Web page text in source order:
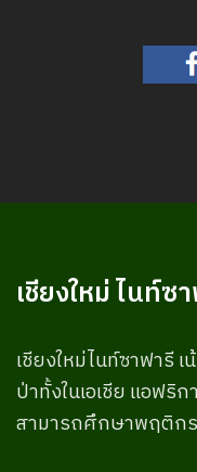
เชียงใหม่ ไนท์ซ
เชียงใหม่ไนท์ซาฟารี
ป่าทั้งในเอเชีย แอฟริ
สามารถศึกษาพฤติก